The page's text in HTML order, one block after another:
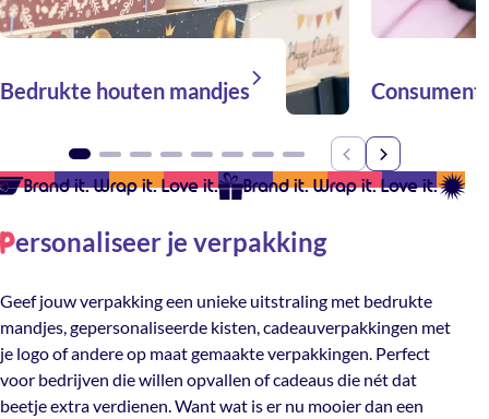
Bedrukte houten mandjes
Brand it. Wrap it. Love it. Brand it. Wrap it. Love it.
Personaliseer je verpakking
Geef jouw verpakking een unieke uitstraling met bedrukte
mandjes, gepersonaliseerde kisten, cadeauverpakkingen met
je logo of andere op maat gemaakte verpakkingen. Perfect
voor bedrijven die willen opvallen of cadeaus die nét dat
beetje extra verdienen. Want wat is er nu mooier dan een